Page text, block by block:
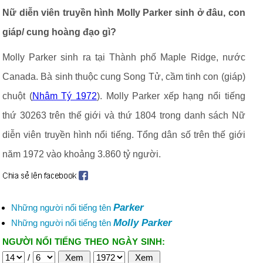
Nữ diễn viên truyền hình Molly Parker sinh ở đâu, con
giáp/ cung hoàng đạo gì?
Molly Parker sinh ra tại Thành phố Maple Ridge, nước
Canada. Bà sinh thuộc cung Song Tử, cầm tinh con (giáp)
chuột (Nhâm Tý 1972). Molly Parker xếp hạng nổi tiếng
thứ 30263 trên thế giới và thứ 1804 trong danh sách Nữ
diễn viên truyền hình nổi tiếng. Tổng dân số trên thế giới
năm 1972 vào khoảng 3.860 tỷ người.
Những người nổi tiếng tên Parker
Những người nổi tiếng tên Molly Parker
NGƯỜI NỔI TIẾNG THEO NGÀY SINH:
/